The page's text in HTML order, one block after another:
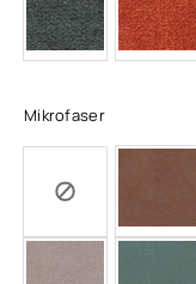
Mikrofaser